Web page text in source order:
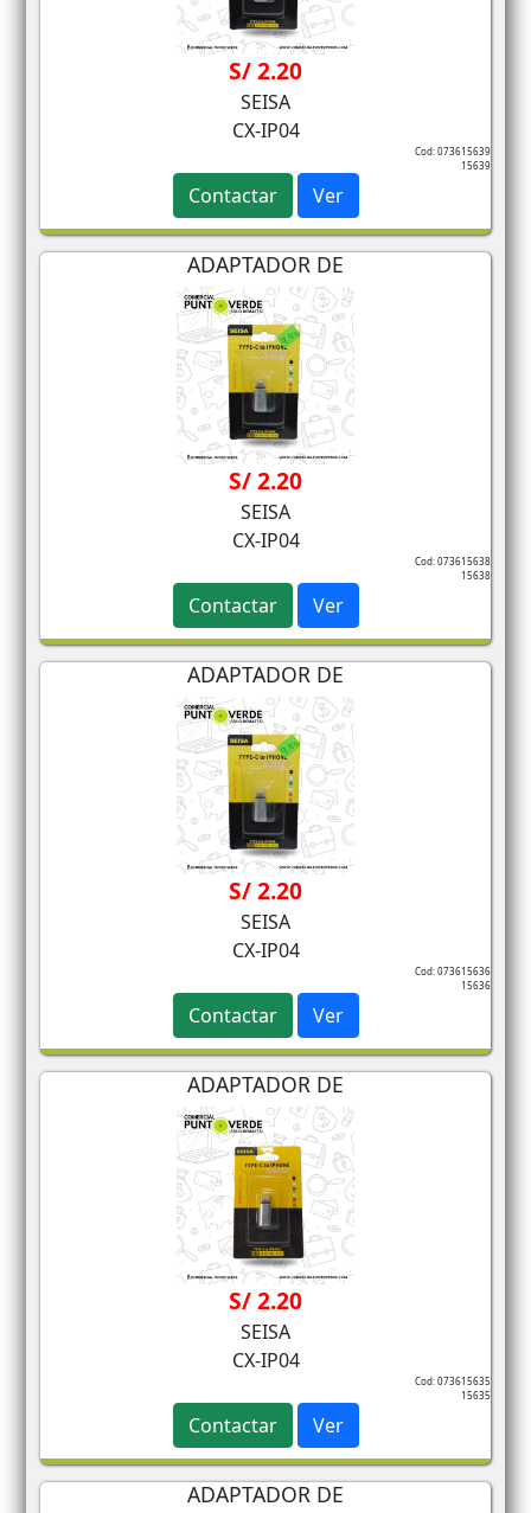
S/ 2.20
SEISA
CX-IP04
Cod: 073615639
15639
Contactar Ver
ADAPTADOR DE
S/ 2.20
SEISA
CX-IP04
Cod: 073615638
15638
Contactar Ver
ADAPTADOR DE
S/ 2.20
SEISA
CX-IP04
Cod: 073615636
15636
Contactar Ver
ADAPTADOR DE
S/ 2.20
SEISA
CX-IP04
Cod: 073615635
15635
Contactar Ver
ADAPTADOR DE